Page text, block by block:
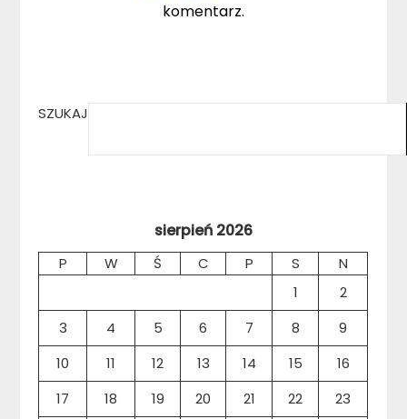
komentarz.
SZUKAJ
sierpień 2026
P W Ś C P S
N
1
2
3
4 5 6 7 8
9
10
11 12 13 14 15
16
17
18 19 20 21 22
23